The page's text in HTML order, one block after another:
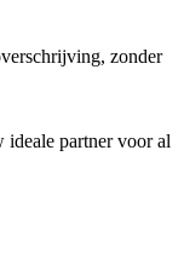
zonder
ideale partner voor al